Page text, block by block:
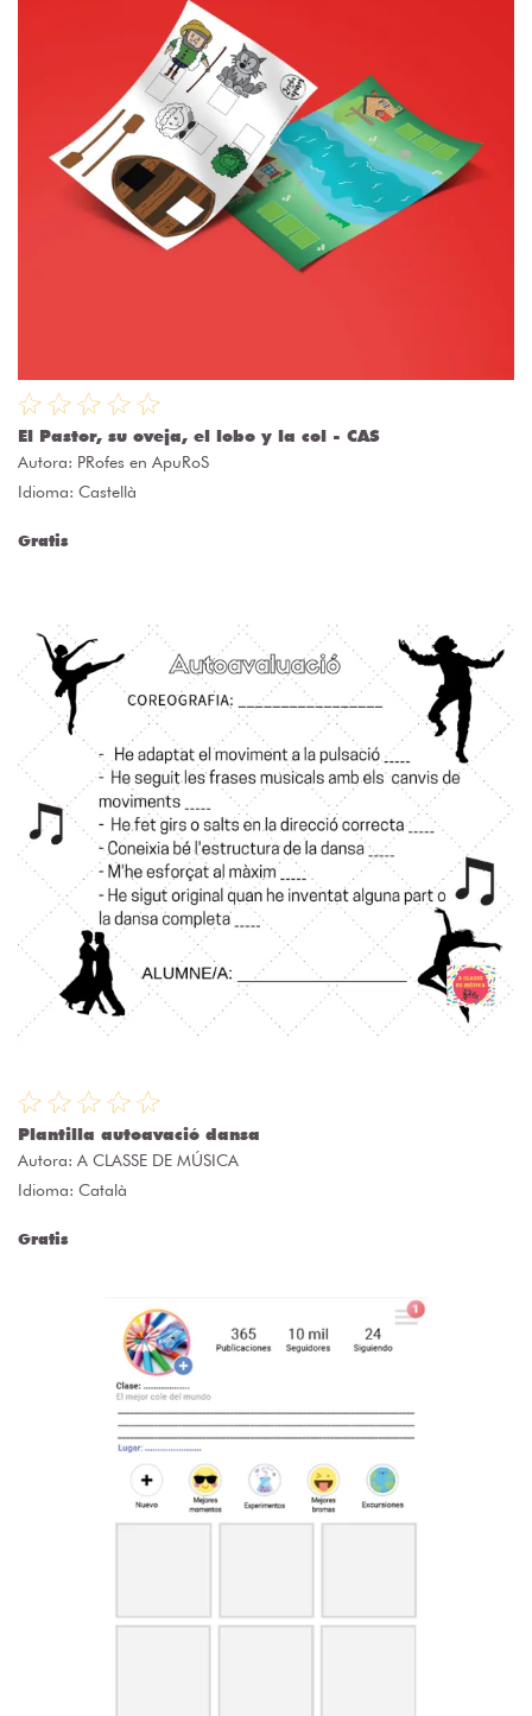
El Pastor, su oveja, el lobo y la col - CAS
Autora: PRofes en ApuRoS
Idioma: Castellà
Gratis
Plantilla autoavació dansa
Autora: A CLASSE DE MÚSICA
Idioma: Català
Gratis